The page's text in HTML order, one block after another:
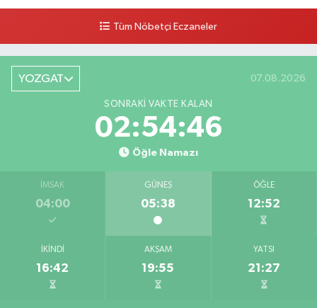
Tüm Nöbetçi Eczaneler
YOZGAT 07.08.2026
SONRAKI VAKTE KALAN
02:54:45
Öğle Namazı
İMSAK
04:00
GÜNEŞ
05:38
ÖĞLE
12:52
İKINDI
16:42
AKŞAM
19:55
YATSI
21:27